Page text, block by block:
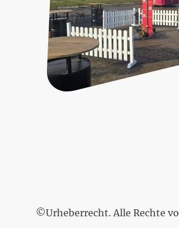
©Urheberrecht. Alle Rechte